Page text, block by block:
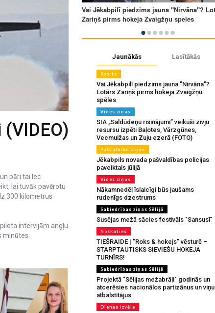
pāri tai lec
lai tuvāk pavērotu
300 kilometrus
intervijām angļu
minūtes.
Jaunākās Lasītākās
Sports
Vai Jēkabpilī piedzims jauna "Nirvāna"?
Lotārs Zariņš pirms hokeja Zvaigžņu
spēles
Vides ziņas
SIA „Saldūdeņu risinājumi” veikuši zivju
resursu izpēti Baļotes, Vārzgūnes,
Vecmuižas un Zuju ezerā (FOTO)
Pašvaldību ziņas
Jēkabpils novada pašvaldības policijas
paveiktais jūlijā
Vides ziņas
Nākamnedēļ īslaicīgi būs jaušams
rudenīgs dzestrums
Sabiedrības ziņas Sēlijā
Susējas mežā sācies festivāls "Sansusī"
Noskaties
TIEŠRAIDE | "Roks & hokejs" vēsturē –
STARPTAUTISKS SIEVIEŠU HOKEJA
TURNĪRS!
Sabiedrības ziņas Sēlijā
Projektā "Sēlijas mežabrāļi" godinās un
atcerēsies nacionālos partizānus un viņu
atbalstītājus
Dienas izvēle